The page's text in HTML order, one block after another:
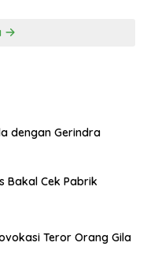
dengan Gerindra
Bakal Cek Pabrik
Teror Orang Gila